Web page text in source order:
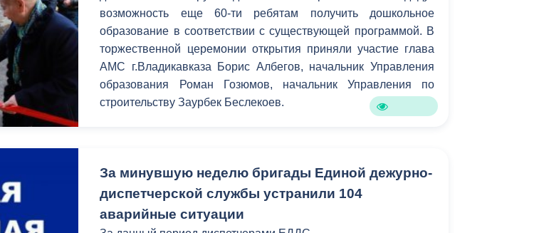
Кадровая политика Противодействие коррупции
Контактная информация Градостроительная деятельность
Списки граждан, состоящих на
учете в качестве нуждающихся в
улучшении жилищных условий по
Формирование комфортной
городской среды
Общественное обсуждение
документов стратегического
Гражданская оборона в
возможность еще 60-ти ребятам получить дошкольное
образование в соответствии с существующей программой. В
торжественной церемонии открытия приняли участие глава
АМС г.Владикавказа Борис Албегов, начальник Управления
образования Роман Гозюмов, начальник Управления по
строительству Заурбек Беслекоев.
За минувшую неделю бригады Единой дежурно-
диспетчерской службы устранили 104
аварийные ситуации